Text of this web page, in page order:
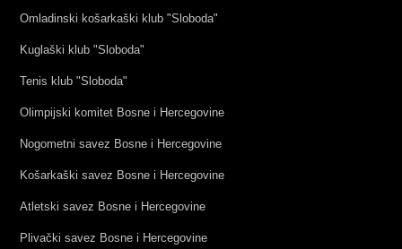
Omladinski košarkaški klub "Sloboda"
Kuglaški klub "Sloboda"
Tenis klub "Sloboda"
Olimpijski komitet Bosne i Hercegovine
Nogometni savez Bosne i Hercegovine
Košarkaški savez Bosne i Hercegovine
Atletski savez Bosne i Hercegovine
Plivački savez Bosne i Hercegovine